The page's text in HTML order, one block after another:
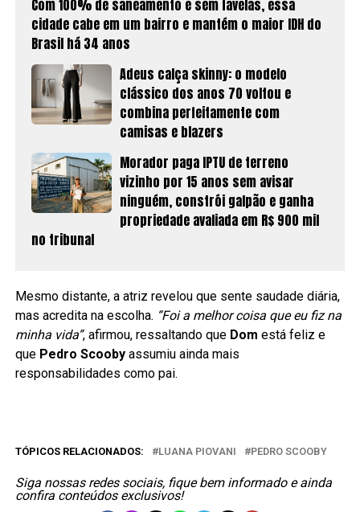
Com 100% de saneamento e sem favelas, essa
cidade cabe em um bairro e mantém o maior IDH do
Brasil há 34 anos
Adeus calça skinny: o modelo
clássico dos anos 70 voltou e
combina perfeitamente com
camisas e blazers
Morador paga IPTU de terreno
vizinho por 15 anos sem avisar
ninguém, constrói galpão e ganha
propriedade avaliada em R$ 900 mil
no tribunal
Mesmo distante, a atriz revelou que sente saudade diária,
mas acredita na escolha. “Foi a melhor coisa que eu fiz na
minha vida”, afirmou, ressaltando que Dom está feliz e
que Pedro Scoobyassumiu ainda mais
responsabilidades como pai.
TÓPICOS RELACIONADOS: LUANA PIOVANI PEDRO SCOOBY
Siga nossas redes sociais, fique bem informado e ainda
confira conteúdos exclusivos!